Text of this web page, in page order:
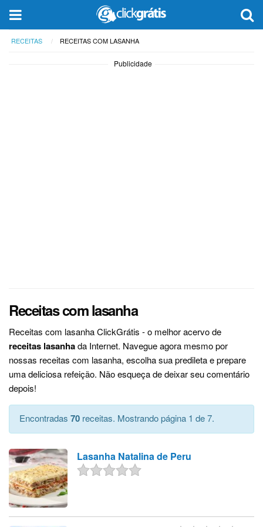
RECEITAS RECEITAS COM LASANHA
Publicidade
Receitas com lasanha
Receitas com lasanha ClickGrátis - o melhor acervo de
receitas lasanhada Internet. Navegue agora mesmo por
nossas receitas com lasanha, escolha sua predileta e prepare
uma deliciosa refeição. Não esqueça de deixar seu comentário
depois!
Encontradas 70 receitas. Mostrando página 1 de 7.
Lasanha Natalina de Peru